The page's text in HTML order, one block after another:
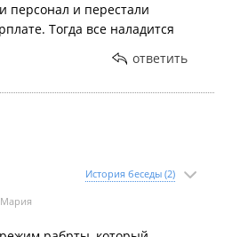
персонал и перестали
Тогда все наладится
ответить
История беседы (2)
Мария